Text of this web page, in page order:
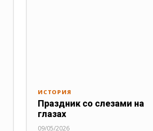
ИСТОРИЯ
Праздник со слезами на
глазах
09/05/2026